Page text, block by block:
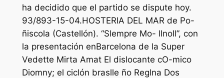
ha decidido que el partido se dispute hoy.
93/893-15-04.HOSTERIA DEL MAR de Po-
ñiscola (Castellón). “Slempre Mo- lInoIl”, con
la presentación enBarcelona de la Super
Vedette Mirta Amat El dislocante cO-mico
Diomny; el ciclón braslle ño Reglna Dos